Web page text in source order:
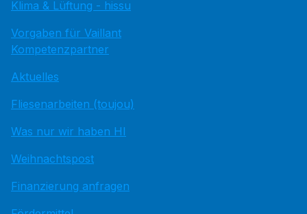
Klima & Lüftung - hissu
Vorgaben für Vaillant
Kompetenzpartner
Aktuelles
Fliesenarbeiten (toujou)
Was nur wir haben HI
Weihnachtspost
Finanzierung anfragen